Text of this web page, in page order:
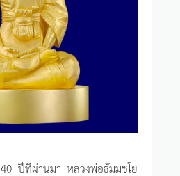
ปีที่ผ่านมา หลวงพ่อธัมมชโย